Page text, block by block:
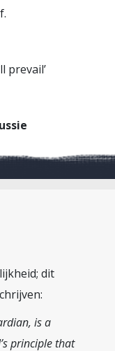
prevail’
dit
is a
principle that